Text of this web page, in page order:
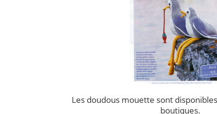
Les doudous mouette sont
boutiques.